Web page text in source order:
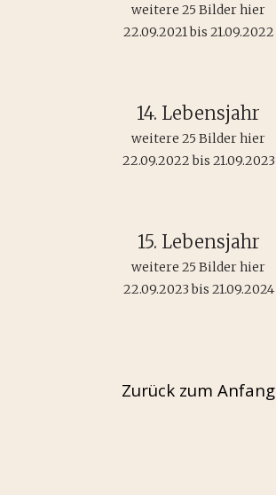
weitere 25 Bilder hier
22.09.2021 bis 21.09.2022
14. Lebensjahr
weitere 25 Bilder hier
22.09.2022 bis 21.09.2023
15. Lebensjahr
weitere 25 Bilder hier
22.09.2023 bis 21.09.2024
Zurück zum Anfang